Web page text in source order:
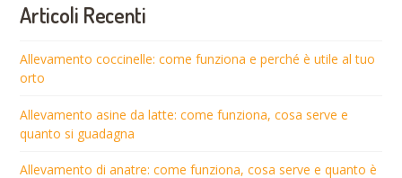
Articoli Recenti
Allevamento coccinelle: come funziona e perché è utile al tuo
orto
Allevamento asine da latte: come funziona, cosa serve e
quanto si guadagna
Allevamento di anatre: come funziona, cosa serve e quanto è